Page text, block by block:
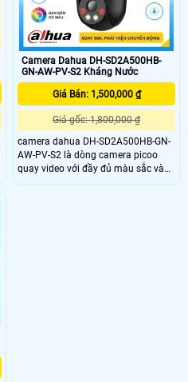
Camera Dahua DH-SD2A500HB-
GN-AW-PV-S2 Kháng Nước
Giá Bán: 1,500,000 ₫
Giá gốc: 1,800,000 ₫
camera dahua DH-SD2A500HB-GN-
AW-PV-S2 là dòng camera picoo
quay video với đầy đủ màu sắc và
sử dụng đèn chiếu sáng kép thông